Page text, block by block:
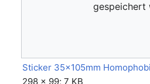
gespeichert
Sticker 35x105mm
298 × 99; 7 KB